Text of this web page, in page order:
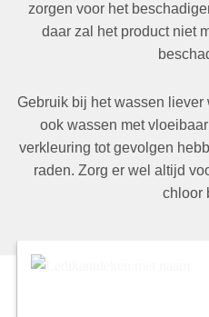
zorgen voor het
daar zal het product niet
Gebruik bij het wassen
ook wassen met
verkleuring tot gevolgen
raden. Zorg er wel altijd
chloor